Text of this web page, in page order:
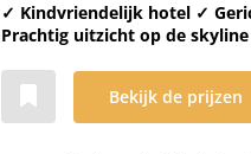
✓ Kindvriendelijk hotel ✓
Prachtig uitzicht op de skyline
Bekijk de prijzen